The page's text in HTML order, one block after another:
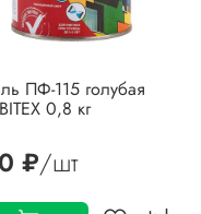
ПФ-115 голубая
0,8 кг
₽/шт